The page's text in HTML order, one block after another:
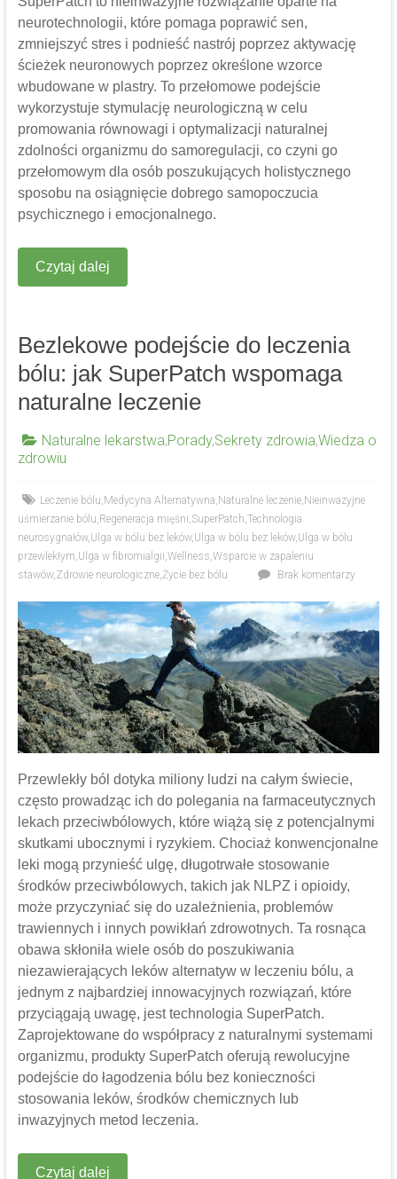
neurotechnologii, które pomaga poprawić sen,
zmniejszyć stres i podnieść nastrój poprzez aktywację
ścieżek neuronowych poprzez określone wzorce
wbudowane w plastry. To przełomowe podejście
wykorzystuje stymulację neurologiczną w celu
promowania równowagi i optymalizacji naturalnej
zdolności organizmu do samoregulacji, co czyni go
przełomowym dla osób poszukujących holistycznego
sposobu na osiągnięcie dobrego samopoczucia
psychicznego i emocjonalnego.
Czytaj dalej
Bezlekowe podejście do leczenia
bólu: jak SuperPatch wspomaga
naturalne leczenie
Naturalne lekarstwa,Porady,Sekrety zdrowia,Wiedza o
zdrowiu
Leczenie bólu, Medycyna Alternatywna, Naturalne leczenie, Nieinwazyjne
uśmierzanie bólu, Regeneracja mięśni,SuperPatch,Technologia
neurosygnałów,Ulga w bólu bez leków,Ulga w bólu bez leków,Ulga w bólu
przewlekłym,Ulga w fibromialgii,Wellness,Wsparcie w zapaleniu
stawów,Zdrowie neurologiczne,Życie bez bólu Brak komentarzy
Przewlekły ból dotyka miliony ludzi na całym świecie,
często prowadząc ich do polegania na farmaceutycznych
lekach przeciwbólowych, które wiążą się z potencjalnymi
skutkami ubocznymi i ryzykiem. Chociaż konwencjonalne
leki mogą przynieść ulgę, długotrwałe stosowanie
środków przeciwbólowych, takich jak NLPZ i opioidy,
może przyczyniać się do uzależnienia, problemów
trawiennych i innych powikłań zdrowotnych. Ta rosnąca
obawa skłoniła wiele osób do poszukiwania
niezawierających leków alternatyw w leczeniu bólu, a
jednym z najbardziej innowacyjnych rozwiązań, które
przyciągają uwagę, jest technologia SuperPatch.
Zaprojektowane do współpracy z naturalnymi systemami
organizmu, produkty SuperPatch oferują rewolucyjne
podejście do łagodzenia bólu bez konieczności
stosowania leków, środków chemicznych lub
inwazyjnych metod leczenia.
Czytaj dalej